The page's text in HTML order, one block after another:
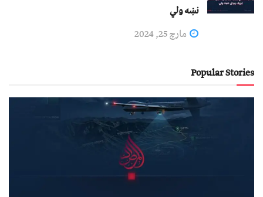
نښه ولي
مارچ 25, 2024
Popular Stories